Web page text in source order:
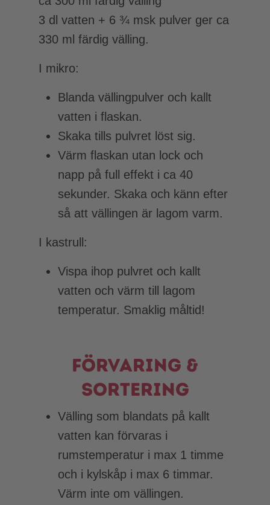
3 dl vatten + 6 ¾ msk pulver ger ca
330 ml färdig välling.
I mikro:
Blanda vällingpulver och kallt
vatten i flaskan.
Skaka tills pulvret löst sig.
Värm flaskan utan lock och
napp på full effekt i ca 40
sekunder. Skaka och känn efter
så att vällingen är lagom varm.
I kastrull:
Vispa ihop pulvret och kallt
vatten och värm till lagom
temperatur. Smaklig måltid!
Förvaring &
sortering
Välling som blandats på kallt
vatten kan förvaras i
rumstemperatur i max 1 timme
och i kylskåp i max 6 timmar.
Värm inte om vällingen.